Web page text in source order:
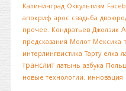
Калининград Оккультизм
апокриф арос свадьба
прочее. Кондратьев Джолзик
предсказания Молот Мексика
интерлингвистика Тарту елка
транслит латынь азбука
новые технологии. инновация